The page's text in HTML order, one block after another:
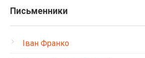
Письменники
Іван Франко